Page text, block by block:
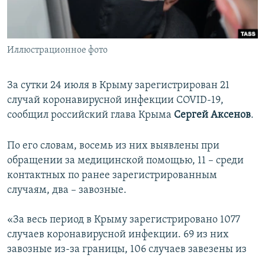
ПОБЕДИТЕЛЕЙ НЕ СУДЯТ?
КРЫМ.НЕПОКОРЕННЫЙ
ELIFBE
ПРИСОЕДИНЯЙТЕСЬ!
Все сайты RFE/RL
Иллюстрационное фото
За сутки 24 июля в Крыму зарегистрирован 21
случай коронавирусной инфекции COVID-19,
сообщил российский глава Крыма Сергей Аксенов.
По его словам, восемь из них выявлены при
обращении за медицинской помощью, 11 – среди
контактных по ранее зарегистрированным
случаям, два – завозные.
«За весь период в Крыму зарегистрировано 1077
случаев коронавирусной инфекции. 69 из них
завозные из-за границы, 106 случаев завезены из